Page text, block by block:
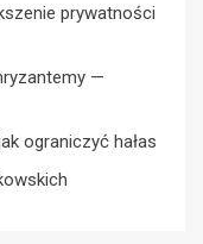
prywatności
—
ograniczyć hałas